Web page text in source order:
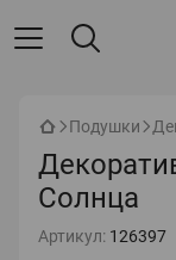
Подушки
Солнца
Артикул: 126397